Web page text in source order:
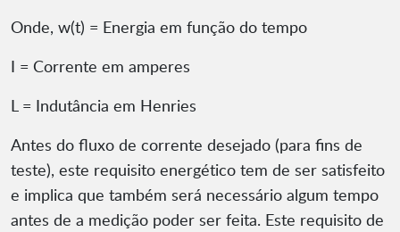
Onde, w(t) = Energia em função do tempo
I = Corrente em amperes
L = Indutância em Henries
Antes do fluxo de corrente desejado (para fins de
teste), este requisito energético tem de ser satisfeito
e implica que também será necessário algum tempo
antes de a medição poder ser feita. Este requisito de